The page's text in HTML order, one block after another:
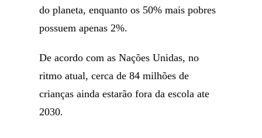
do planeta, enquanto os 50% mais pobres
possuem apenas 2%.
De acordo com as Nações Unidas, no
ritmo atual, cerca de 84 milhões de
crianças ainda estarão fora da escola ate
2030.